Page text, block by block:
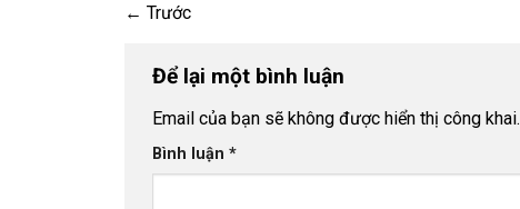
← Trước
Để lại một bình luận
Email của bạn sẽ không được hiển thị công khai.
Bình luận *